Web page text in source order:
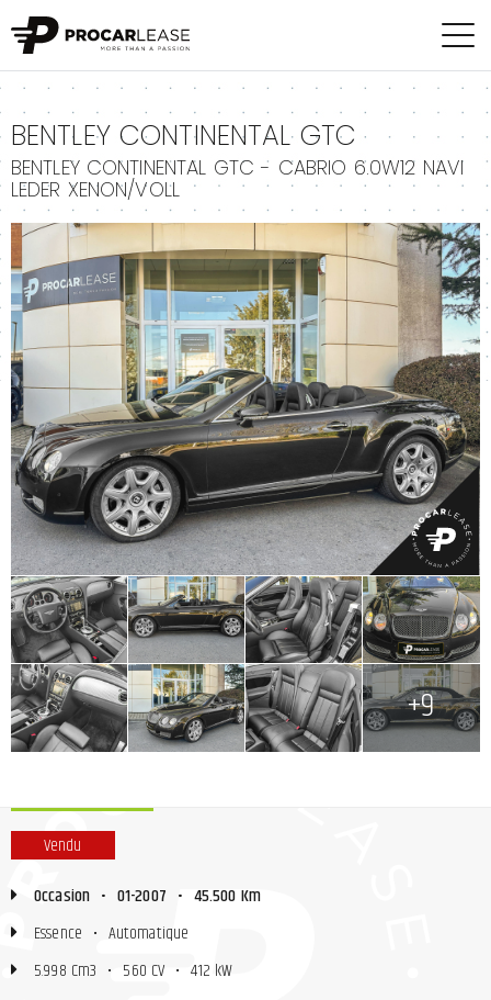
BENTLEY CONTINENTAL GTC
BENTLEY CONTINENTAL GTC - CABRIO 6.0W12 NAVI
LEDER XENON/VOLL
+ + +
+
+
+
+
+9
Vendu
Occasion • 01-2007 • 45.500 Km
Essence • Automatique
5.998 Cm3 • 560 CV • 412 kW